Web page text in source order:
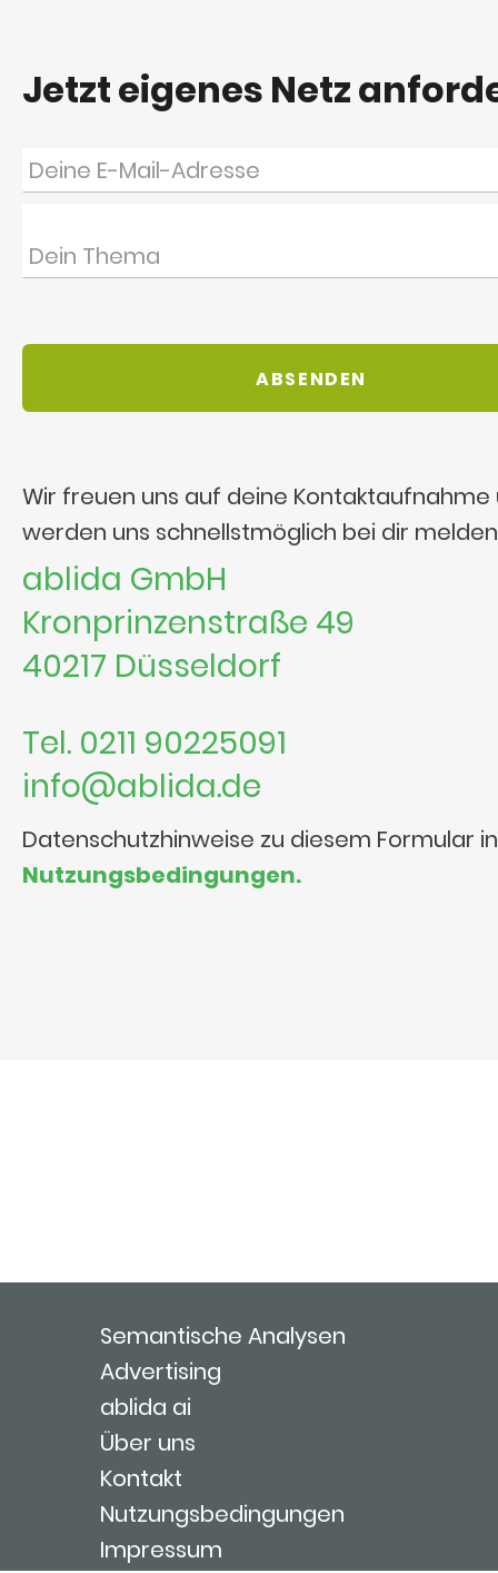
Jetzt eigenes Netz
Wir freuen uns auf deine Kontaktaufnahme
werden uns schnellstmöglich bei dir
ablida GmbH
Kronprinzenstraße 49
40217 Düsseldorf
Tel. 0211 90225091
info@ablida.de
Datenschutzhinweise zu diesem Formular
Nutzungsbedingungen.
Semantische Analysen
Advertising
ablida ai
Über uns
Kontakt
Nutzungsbedingungen
Impressum